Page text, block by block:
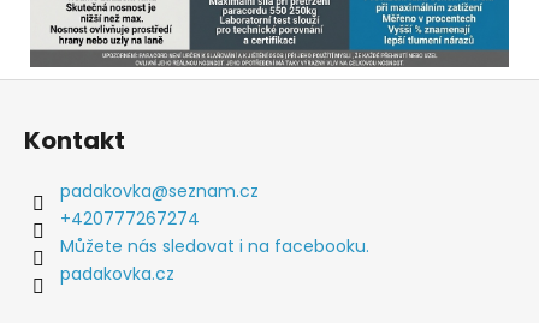
Z
Kontakt
padakovka@seznam.cz
+420777267274
Můžete nás sledovat i na facebooku.
padakovka.cz